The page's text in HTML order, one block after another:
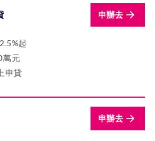
申辦去
起
萬元
申貸
申辦去